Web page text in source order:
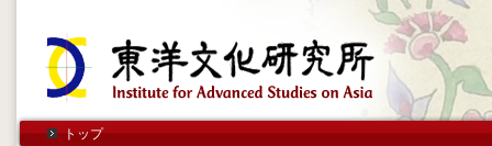
トップ